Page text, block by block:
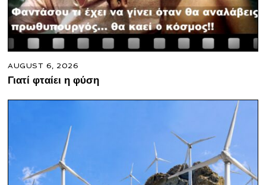
AUGUST 6, 2026
Γιατί φταίει η φύση